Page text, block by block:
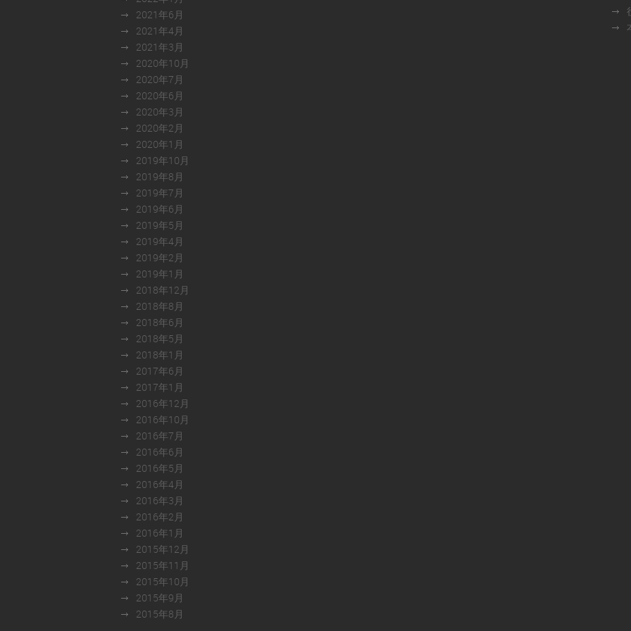
2021年6月
2021年4月
2021年3月
2020年10月
2020年7月
2020年6月
2020年3月
2020年2月
2020年1月
2019年10月
2019年8月
2019年7月
2019年6月
2019年5月
2019年4月
2019年2月
2019年1月
2018年12月
2018年8月
2018年6月
2018年5月
2018年1月
2017年6月
2017年1月
2016年12月
2016年10月
2016年7月
2016年6月
2016年5月
2016年4月
2016年3月
2016年2月
2016年1月
2015年12月
2015年11月
2015年10月
2015年9月
2015年8月